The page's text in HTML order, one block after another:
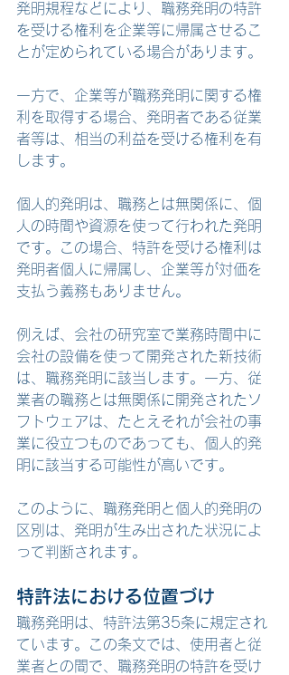
発明規程などにより、職務発明の特許
を受ける権利を企業等に帰属させるこ
とが定められている場合があります。
一方で、企業等が職務発明に関する権
利を取得する場合、発明者である従業
者等は、相当の利益を受ける権利を有
します。
個人的発明は、職務とは無関係に、個
人の時間や資源を使って行われた発明
です。この場合、特許を受ける権利は
発明者個人に帰属し、企業等が対価を
支払う義務もありません。
例えば、会社の研究室で業務時間中に
会社の設備を使って開発された新技術
は、職務発明に該当します。一方、従
業者の職務とは無関係に開発されたソ
フトウェアは、たとえそれが会社の事
業に役立つものであっても、個人的発
明に該当する可能性が高いです。
このように、職務発明と個人的発明の
区別は、発明が生み出された状況によ
って判断されます。
特許法における位置づけ
職務発明は、特許法第35条に規定され
ています。この条文では、使用者と従
業者との間で、職務発明の特許を受け